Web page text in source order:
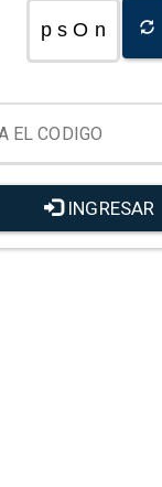
p s O n
INGRESAR